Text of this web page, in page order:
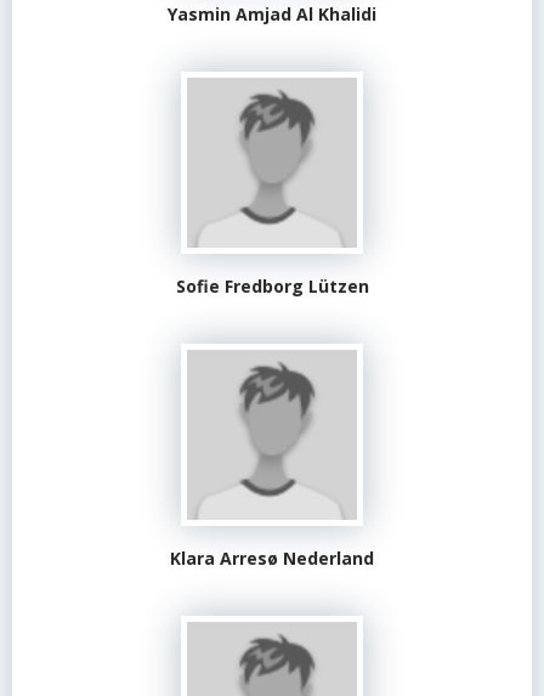
Yasmin Amjad Al Khalidi
Sofie Fredborg Lützen
Klara Arresø Nederland